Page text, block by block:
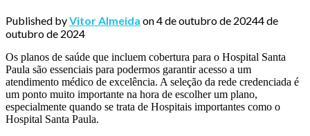
Published byVitor Almeida on4 de outubro de 20244 de
outubro de 2024
Os planos de saúde que incluem cobertura para o Hospital Santa
Paula são essenciais para podermos garantir acesso a um
atendimento médico de excelência. A seleção da rede credenciada é
um ponto muito importante na hora de escolher um plano,
especialmente quando se trata de Hospitais importantes como o
Hospital Santa Paula.